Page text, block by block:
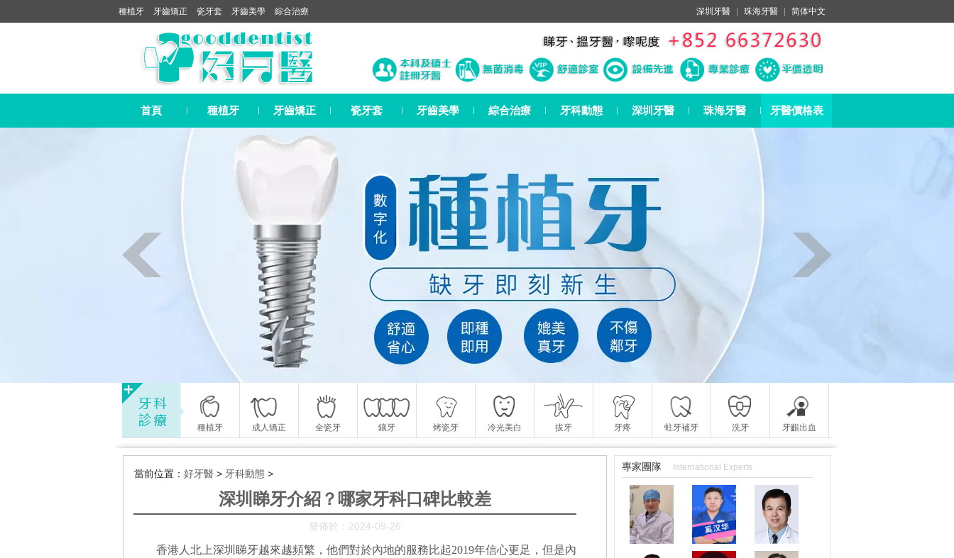
種植牙 牙齒矯正 瓷牙套 牙齒美學 綜合治療 深圳牙醫 珠海牙醫 简体中文
首頁 種植牙 牙齒矯正 瓷牙套 牙齒美學 綜合治療 牙科動態 深圳牙醫 珠海牙醫 牙醫價格表
種植牙 成人矯正 全瓷牙 鑲牙 烤瓷牙 冷光美白 拔牙 牙疼 蛀牙補牙 洗牙 牙齦出血
當前位置： 好牙醫 > 牙科動態 >
深圳睇牙介紹？哪家牙科口碑比較差
發佈於：2024-09-26
香港人北上深圳睇牙越來越頻繁，他們對於內地的服務比起2019年信心更足，但是內
專家團隊 International Experts